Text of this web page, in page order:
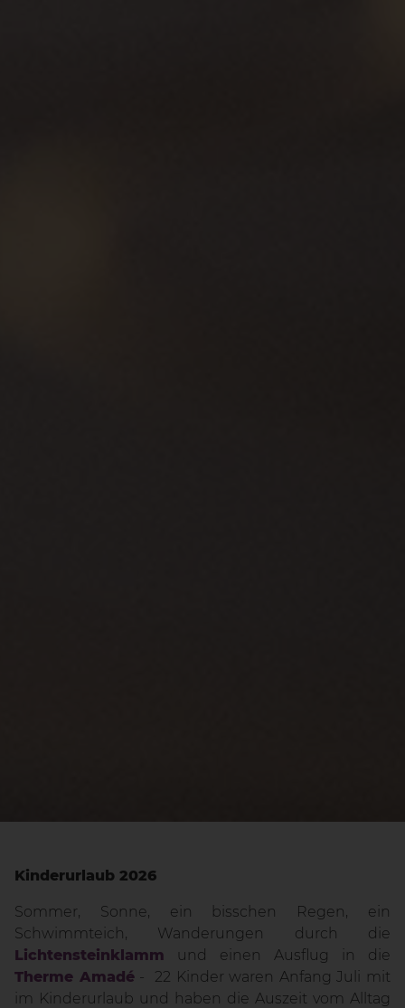
Kinderurlaub 2026
Sommer, Sonne, ein bisschen Regen, ein
Schwimmteich, Wanderungen durch die
Lichtensteinklamm und einen Ausflug in die
Therme Amadé- 22 Kinder waren Anfang Juli mit
im Kinderurlaub und haben die Auszeit vom Alltag